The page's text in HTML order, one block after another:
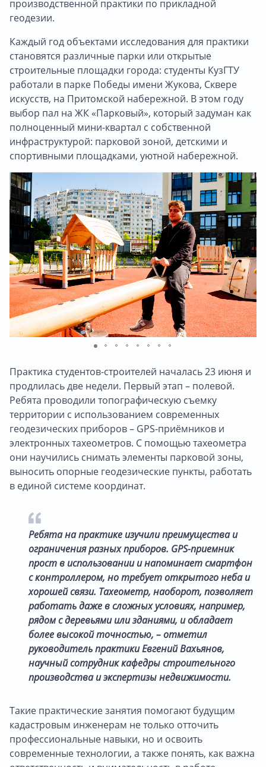
производственной практики по прикладной
геодезии.
Каждый год объектами исследования для практики
становятся различные парки или открытые
строительные площадки города: студенты КузГТУ
работали в парке Победы имени Жукова, Сквере
искусств, на Притомской набережной. В этом году
выбор пал на ЖК «Парковый», который задуман как
полноценный мини-квартал с собственной
инфраструктурой: парковой зоной, детскими и
спортивными площадками, уютной набережной.
Практика студентов-строителей началась 23 июня и
продлилась две недели. Первый этап – полевой.
Ребята проводили топографическую съемку
территории с использованием современных
геодезических приборов – GPS-приёмников и
электронных тахеометров. С помощью тахеометра
они научились снимать элементы парковой зоны,
выносить опорные геодезические пункты, работать
в единой системе координат.
Ребята на практике изучили преимущества и
ограничения разных приборов. GPS-приемник
прост в использовании и напоминает смартфон
с контроллером, но требует открытого неба и
хорошей связи. Тахеометр, наоборот, позволяет
работать даже в сложных условиях, например,
рядом с деревьями или зданиями, и обладает
более высокой точностью, – отметил
руководитель практики Евгений Вахьянов,
научный сотрудник кафедры строительного
производства и экспертизы недвижимости.
Такие практические занятия помогают будущим
кадастровым инженерам не только отточить
профессиональные навыки, но и освоить
современные технологии, а также понять, как важна